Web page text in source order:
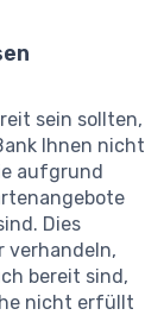
sein sollten,
Ihnen nicht
aufgrund
Dies
verhandeln,
bereit sind,
nicht erfüllt